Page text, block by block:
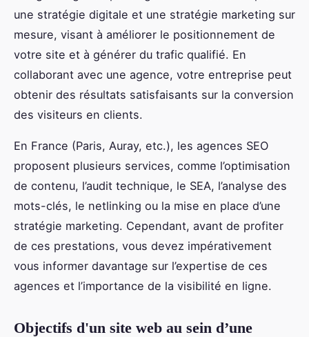
une stratégie digitale et une stratégie marketing sur
mesure, visant à améliorer le positionnement de
votre site et à générer du trafic qualifié. En
collaborant avec une agence, votre entreprise peut
obtenir des résultats satisfaisants sur la conversion
des visiteurs en clients.
En France (Paris, Auray, etc.), les agences SEO
proposent plusieurs services, comme l’optimisation
de contenu, l’audit technique, le SEA, l’analyse des
mots-clés, le netlinking ou la mise en place d’une
stratégie marketing. Cependant, avant de profiter
de ces prestations, vous devez impérativement
vous informer davantage sur l’expertise de ces
agences et l’importance de la visibilité en ligne.
Objectifs d'un site web au sein d’une